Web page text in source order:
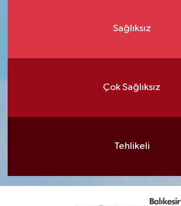
Sağlıksız
Çok Sağlıksız
Tehlikeli